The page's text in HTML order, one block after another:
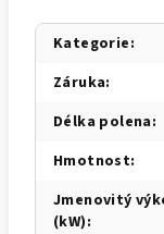
Kategorie:
Záruka:
Délka polena:
Hmotnost:
Jmenovitý
(kW):